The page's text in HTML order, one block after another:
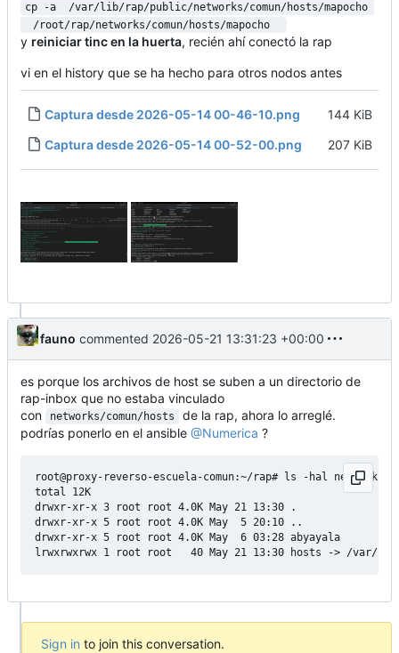
cp -a  /var/lib/rap/public/networks/comun/hosts/mapocho
  /root/rap/networks/comun/hosts/mapocho
y reiniciar tinc en la huerta, recién ahí conectó la rap
vi en el history que se ha hecho para otros nodos antes
Captura desde 2026-05-14 00-46-10.png
144 KiB
Captura desde 2026-05-14 00-52-00.png
207 KiB
fauno commented 2026-05-21 13:31:23 +00:00
es porque los archivos de host se suben a un directorio de
rap-inbox que no estaba vinculado
con
networks/comun/hosts
de la rap, ahora lo arreglé.
podrías ponerlo en el ansible @Numerica ?
root@proxy-reverso-escuela-comun:~/rap# ls -hal networks/
total 12K
drwxr-xr-x 3 root root 4.0K May 21 13:30 .
drwxr-xr-x 5 root root 4.0K May  5 20:10 ..
drwxr-xr-x 5 root root 4.0K May  6 03:28 abyayala
Sign in to join this conversation.